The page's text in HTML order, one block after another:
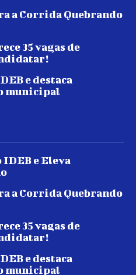
a Corrida Quebrando
35 vagas de
e destaca
municipal
e Eleva
a Corrida Quebrando
35 vagas de
e destaca
municipal